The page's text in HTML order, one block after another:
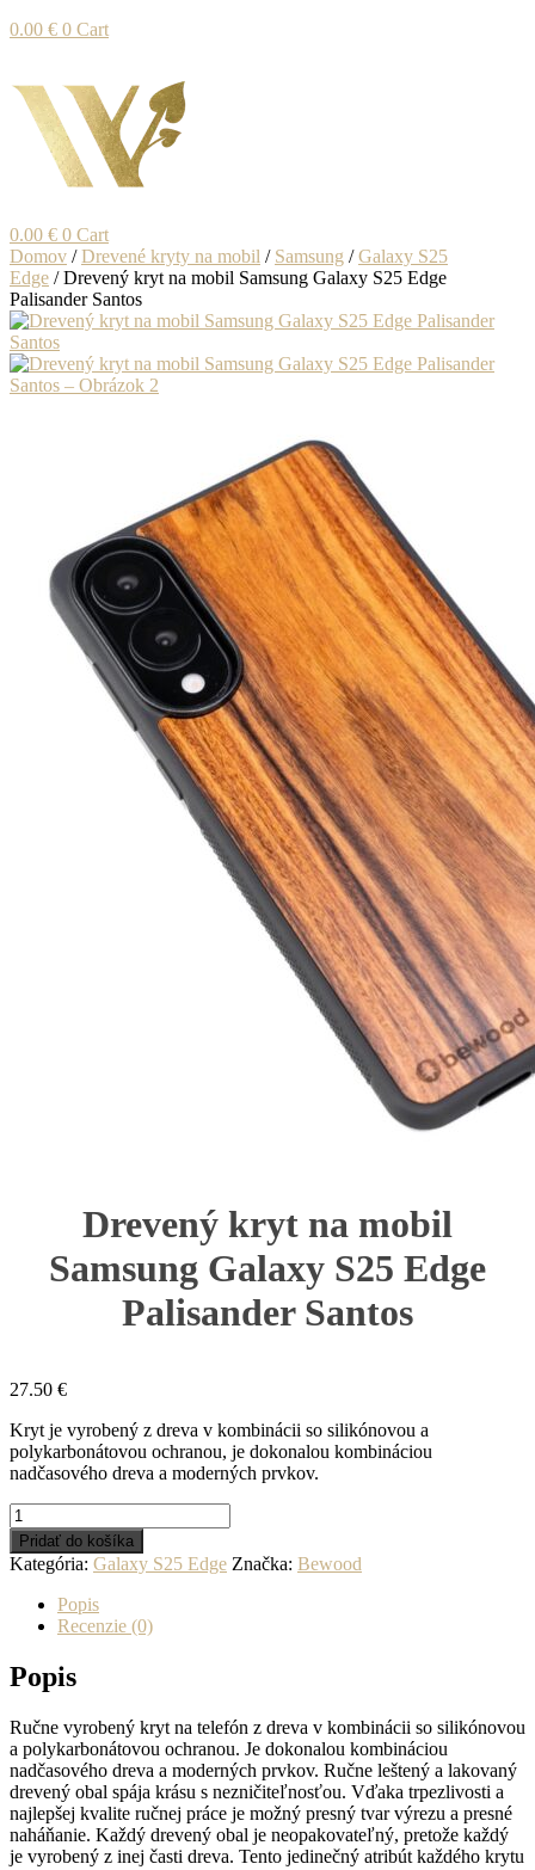
0.00 € 0 Cart
0.00 € 0 Cart
Domov /Drevené kryty na mobil / Samsung /Galaxy S25
Edge / Drevený kryt na mobil Samsung Galaxy S25 Edge
Palisander Santos
Drevený kryt na mobil
Samsung Galaxy S25 Edge
Palisander Santos
27.50 €
Kryt je vyrobený z dreva v kombinácii so silikónovou a
polykarbonátovou ochranou, je dokonalou kombináciou
nadčasového dreva a moderných prvkov.
množstvo
Drevený
kryt
na
mobil
Samsung
Galaxy
S25
Edge
Santos
Pridať do košíka
Kategória: Galaxy S25 Edge Značka: Bewood
Popis
Recenzie (0)
Popis
Ručne vyrobený kryt na telefón z dreva v kombinácii so silikónovou
a polykarbonátovou ochranou. Je dokonalou kombináciou
nadčasového dreva a moderných prvkov. Ručne leštený a lakovaný
drevený obal spája krásu s nezničiteľnosťou. Vďaka trpezlivosti a
najlepšej kvalite ručnej práce je možný presný tvar výrezu a presné
naháňanie. Každý drevený obal je neopakovateľný, pretože každý
je vyrobený z inej časti dreva. Tento jedinečný atribút každého krytu